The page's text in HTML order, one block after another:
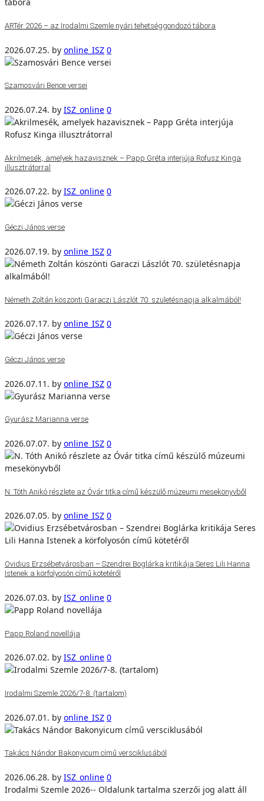
ARTér 2026 – az Irodalmi Szemle nyári tehetséggondozó tábora
2026.07.25. by online_ISZ 0
Szamosvári Bence versei
2026.07.24. by ISZ_online 0
Akrilmesék, amelyek hazavisznek – Papp Gréta interjúja Rofusz Kinga
illusztrátorral
2026.07.22. by ISZ_online 0
Géczi János verse
2026.07.19. by online_ISZ 0
Németh Zoltán köszönti Garaczi Lászlót 70. születésnapja alkalmából!
2026.07.17. by online_ISZ 0
Géczi János verse
2026.07.11. by online_ISZ 0
Gyurász Marianna verse
2026.07.07. by online_ISZ 0
N. Tóth Anikó részlete az Óvár titka című készülő múzeumi mesekönyvből
2026.07.05. by online_ISZ 0
Ovidius Erzsébetvárosban – Szendrei Boglárka kritikája Seres Lili Hanna
Istenek a körfolyosón című kötetéről
2026.07.03. by ISZ_online 0
Papp Roland novellája
2026.07.02. by ISZ_online 0
Irodalmi Szemle 2026/7-8. (tartalom)
2026.07.01. by online_ISZ 0
Takács Nándor Bakonyicum című versciklusából
2026.06.28. by ISZ_online 0
Irodalmi Szemle 2026-- Oldalunk tartalma szerzői jog alatt áll